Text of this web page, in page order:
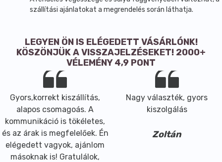
szállítási ajánlatokat a megrendelés során láthatja.
LEGYEN ÖN IS ELÉGEDETT VÁSÁRLÓNK!
KÖSZÖNJÜK A VISSZAJELZÉSEKET! 2000+
VÉLEMÉNY 4,9 PONT
Gyors,korrekt kiszállítás,
alapos csomagoás. A
kommunikáció is tökéletes,
és az árak is megfelelőek. Én
elégedett vagyok, ajánlom
másoknak is! Gratulálok,
Nagy választék, gyors
kiszolgálás
Zoltán